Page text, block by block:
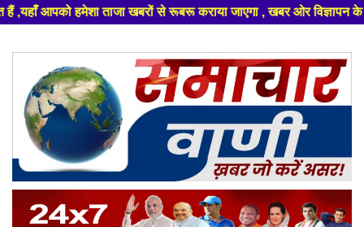
से रूबरू कराया जाएगा , खबर ओर विज्ञापन के लिए संपर्क करे +91
content